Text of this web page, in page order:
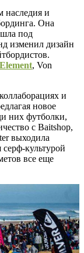
наследия и
Она
под
изменил дизайн
Element, Von
и
новое
них футболки,
с Baitshop,
выходила
культурой
все еще